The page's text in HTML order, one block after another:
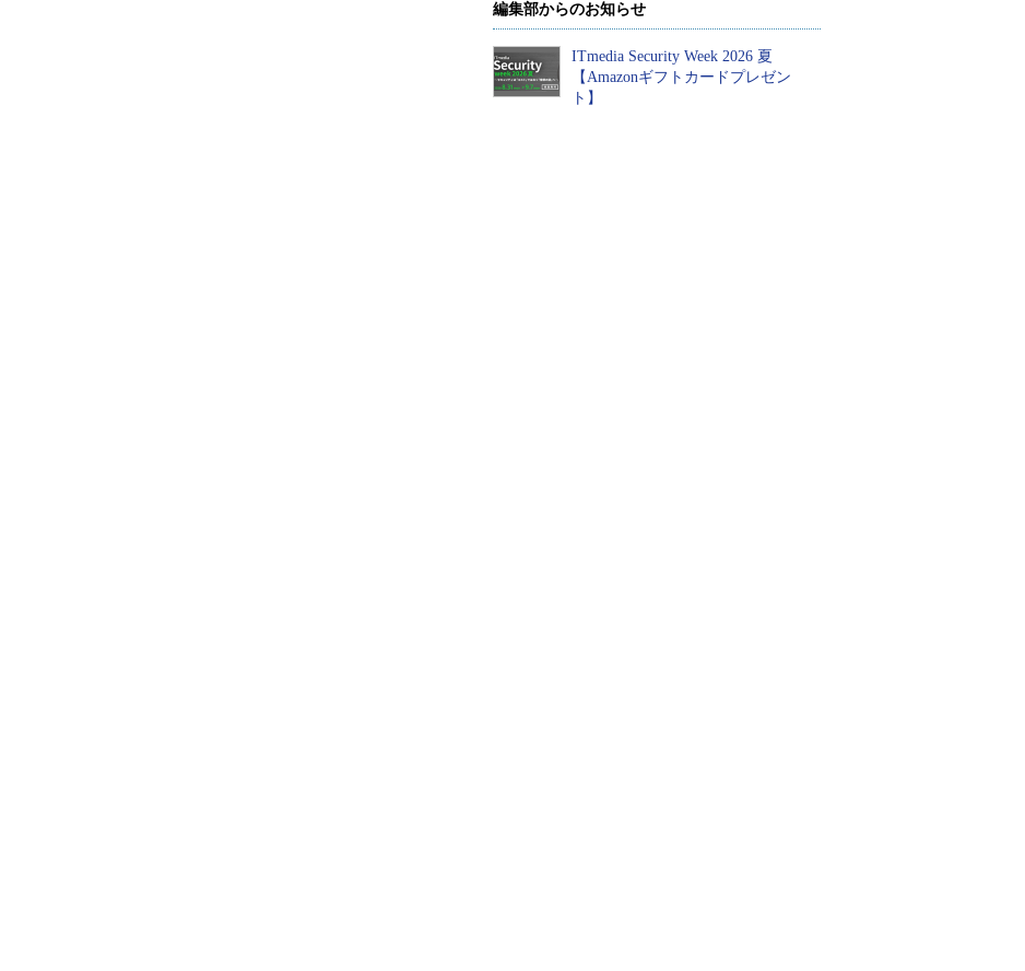
編集部からのお知らせ
ITmedia Security Week 2026 夏
【Amazonギフトカードプレゼン
ト】